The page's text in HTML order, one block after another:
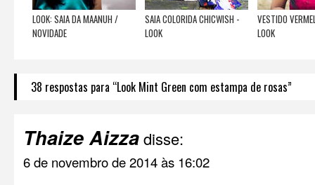
LOOK: SAIA DA MAANUH /
NOVIDADE
SAIA COLORIDA CHICWISH -
LOOK
VESTIDO
LOOK
38 respostas para “Look Mint Green com estampa de rosas”
Thaize Aizzadisse:
6 de novembro de 2014 às 16:02